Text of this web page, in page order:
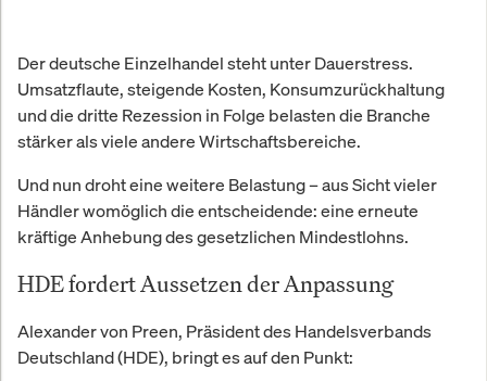
Der deutsche Einzelhandel steht unter Dauerstress.
Umsatzflaute, steigende Kosten, Konsumzurückhaltung
und die dritte Rezession in Folge belasten die Branche
stärker als viele andere Wirtschaftsbereiche.
Und nun droht eine weitere Belastung – aus Sicht vieler
Händler womöglich die entscheidende: eine erneute
kräftige Anhebung des gesetzlichen Mindestlohns.
HDE fordert Aussetzen der Anpassung
Alexander von Preen, Präsident des Handelsverbands
Deutschland (HDE), bringt es auf den Punkt: